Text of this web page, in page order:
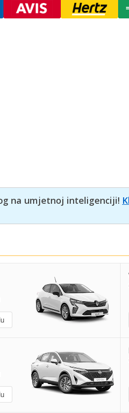
na umjetnoj inteligenciji!